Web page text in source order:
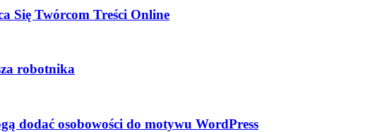
Się Twórcom Treści Online
robotnika
dodać osobowości do motywu WordPress